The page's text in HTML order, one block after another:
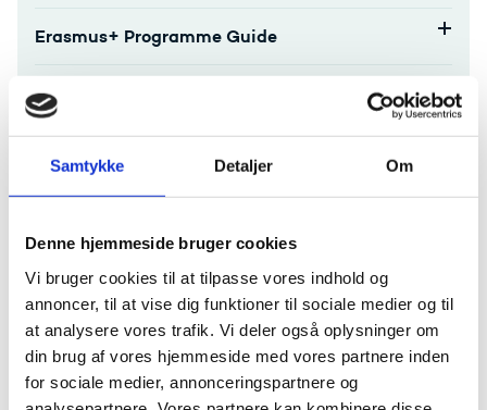
Samtykke Detaljer Om
Denne hjemmeside bruger cookies
Vi bruger cookies til at tilpasse vores indhold og
annoncer, til at vise dig funktioner til sociale medier og til
at analysere vores trafik. Vi deler også oplysninger om
din brug af vores hjemmeside med vores partnere inden
for sociale medier, annonceringspartnere og
Erasmus+ Programme Guide
Regler for budgettildeling til akkrediterede
organisationer
Beneficiary Module
Online Language Support
Formidling af dit projekt
Behandling af data og personoplysninger